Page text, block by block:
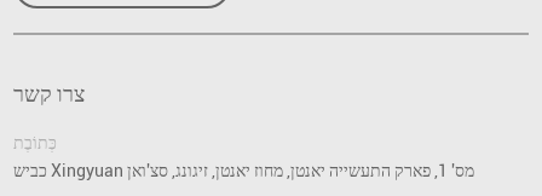
צרו קשר
כְּתוֹבֶת
כביש Xingyuan מס' 1, פארק התעשייה יאנטן, מחוז יאנטן, זיגונג, סצ'ואן